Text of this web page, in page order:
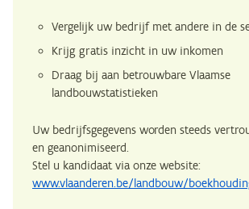
Vergelijk uw bedrijf met andere in de
Krijg gratis inzicht in uw inkomen
Draag bij aan betrouwbare Vlaamse
landbouwstatistieken
Uw bedrijfsgegevens worden steeds
en geanonimiseerd.
Stel u kandidaat via onze website:
www.vlaanderen.be/landbouw/